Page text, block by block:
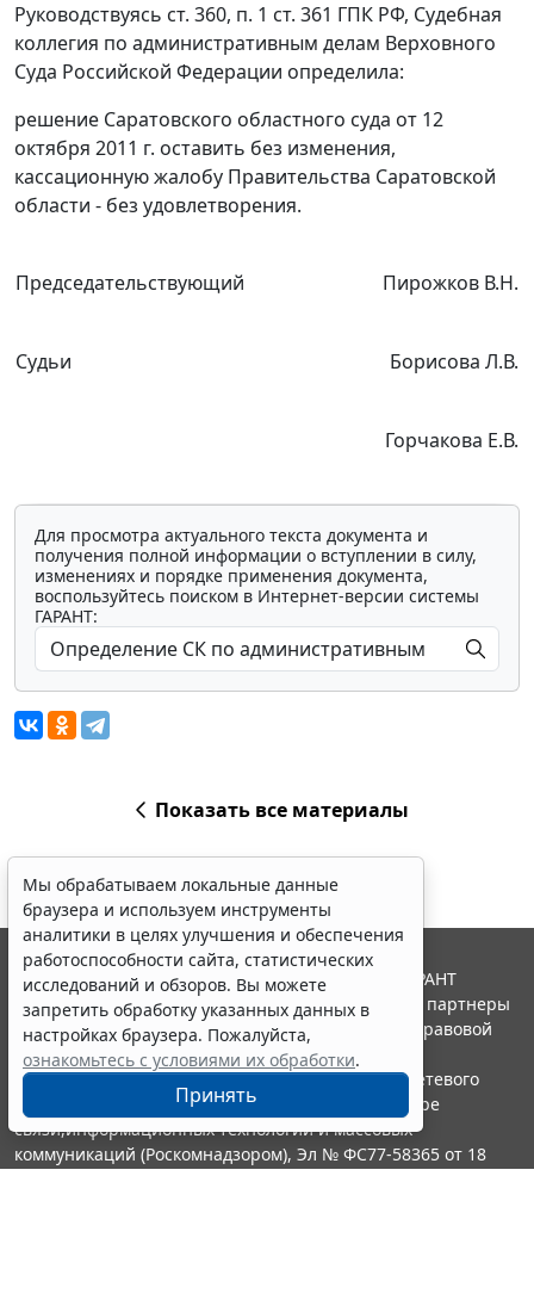
Руководствуясь ст. 360, п. 1 ст. 361 ГПК РФ, Судебная
коллегия по административным делам Верховного
Суда Российской Федерации определила:
решение Саратовского областного суда от 12
октября 2011 г. оставить без изменения,
кассационную жалобу Правительства Саратовской
области - без удовлетворения.
Председательствующий Пирожков В.Н.
Судьи Борисова Л.В.
Горчакова Е.В.
Для просмотра актуального текста документа и
получения полной информации о вступлении в силу,
изменениях и порядке применения документа,
воспользуйтесь поиском в Интернет-версии системы
ГАРАНТ:
Показать все материалы
Мы обрабатываем локальные данные
браузера и используем инструменты
аналитики в целях улучшения и обеспечения
работоспособности сайта, статистических
исследований и обзоров. Вы можете
запретить обработку указанных данных в
настройках браузера. Пожалуйста,
ознакомьтесь с условиями их обработки.
Принять
© ООО "НПП "ГАРАНТ-СЕРВИС", 2026. Система ГАРАНТ
выпускается с 1990 года. Компания "Гарант" и ее партнеры
являются участниками Российской ассоциации правовой
информации ГАРАНТ.
Портал ГАРАНТ.РУ зарегистрирован в качестве сетевого
издания Федеральной службой по надзору в сфере
связи,информационных технологий и массовых
коммуникаций (Роскомнадзором), Эл № ФС77-58365 от 18